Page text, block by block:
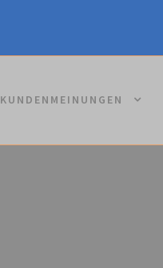
KUNDENMEINUNGEN